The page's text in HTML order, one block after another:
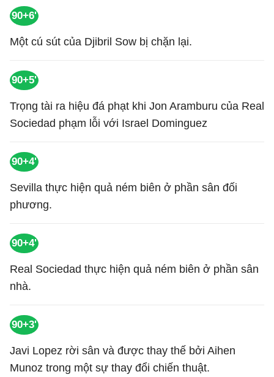
90+6'
Một cú sút của Djibril Sow bị chặn lại.
90+5'
Trọng tài ra hiệu đá phạt khi Jon Aramburu của Real
Sociedad phạm lỗi với Israel Dominguez
90+4'
Sevilla thực hiện quả ném biên ở phần sân đối
phương.
90+4'
Real Sociedad thực hiện quả ném biên ở phần sân
nhà.
90+3'
Javi Lopez rời sân và được thay thế bởi Aihen
Munoz trong một sự thay đổi chiến thuật.